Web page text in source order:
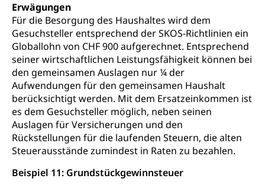
Erwägungen
Für die Besorgung des Haushaltes wird dem
Gesuchsteller entsprechend der SKOS-Richtlinien ein
Globallohn von CHF 900 aufgerechnet. Entsprechend
seiner wirtschaftlichen Leistungsfähigkeit können bei
den gemeinsamen Auslagen nur ¼ der
Aufwendungen für den gemeinsamen Haushalt
berücksichtigt werden. Mit dem Ersatzeinkommen ist
es dem Gesuchsteller möglich, neben seinen
Auslagen für Versicherungen und den
Rückstellungen für die laufenden Steuern, die alten
Steuerausstände zumindest in Raten zu bezahlen.
Beispiel 11: Grundstückgewinnsteuer